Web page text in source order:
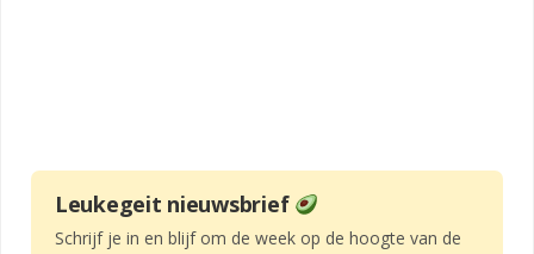
Leukegeit nieuwsbrief
Schrijf je in en blijf om de week op de hoogte van de